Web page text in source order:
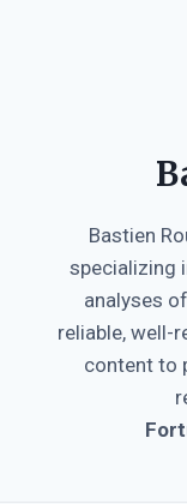
Bastien
specializing
analyses
reliable, well-
content to